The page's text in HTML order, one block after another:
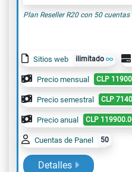
Plan Reseller R20 con 50 cuentas
Sitios web ilimitado
Precio mensual CLP
Precio semestral CLP
Precio anual CLP
Cuentas de Panel 50
Detalles